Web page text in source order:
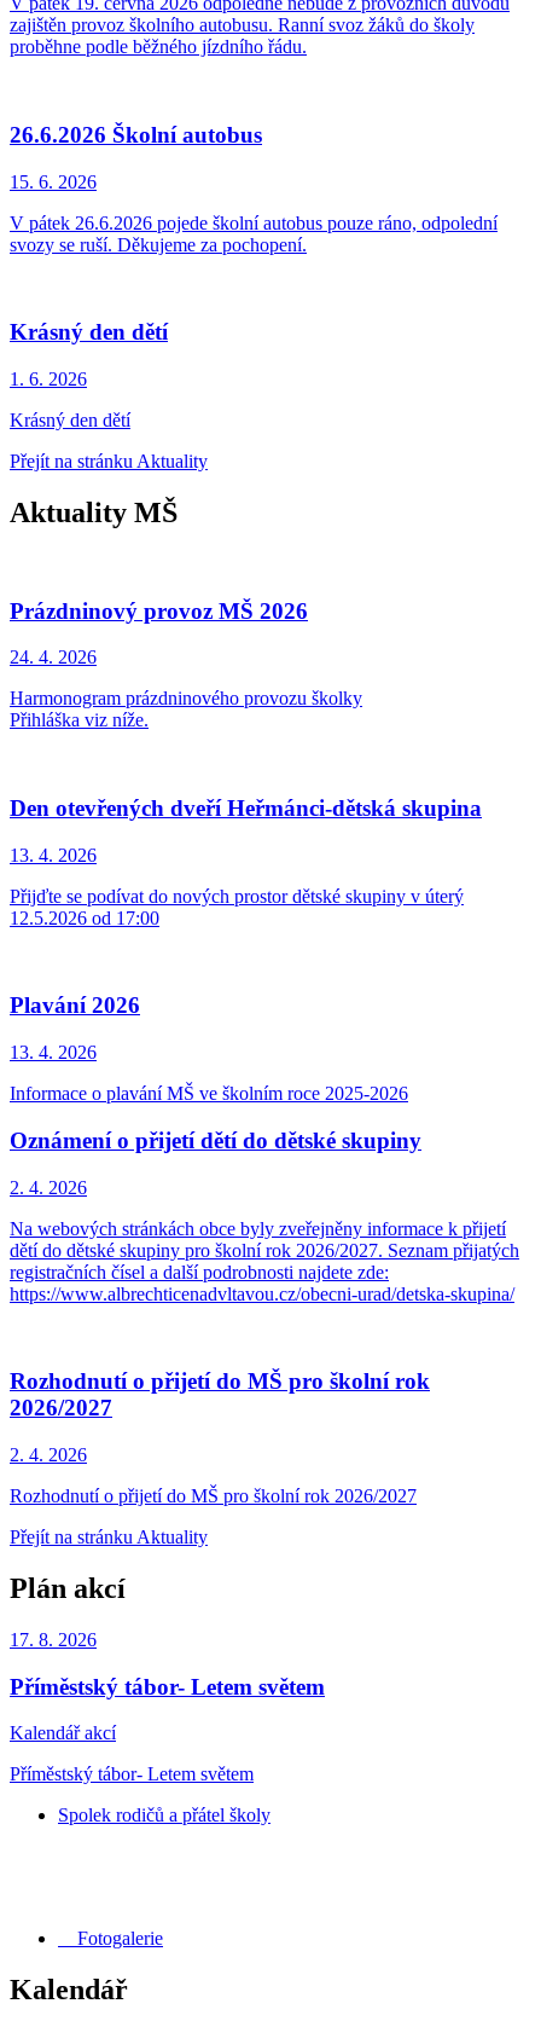
zajištěn provoz školního autobusu. Ranní svoz žáků do školy
proběhne podle běžného jízdního řádu.
26.6.2026 Školní autobus
15. 6. 2026
V pátek 26.6.2026 pojede školní autobus pouze ráno, odpolední
svozy se ruší. Děkujeme za pochopení.
Krásný den dětí
1. 6. 2026
Krásný den dětí
Přejít na stránku Aktuality
Aktuality MŠ
Prázdninový provoz MŠ 2026
24. 4. 2026
Harmonogram prázdninového provozu školky
Přihláška viz níže.
Den otevřených dveří Heřmánci-dětská skupina
13. 4. 2026
Přijďte se podívat do nových prostor dětské skupiny v úterý
12.5.2026 od 17:00
Plavání 2026
13. 4. 2026
Informace o plavání MŠ ve školním roce 2025-2026
Oznámení o přijetí dětí do dětské skupiny
2. 4. 2026
Na webových stránkách obce byly zveřejněny informace k přijetí
dětí do dětské skupiny pro školní rok 2026/2027. Seznam přijatých
registračních čísel a další podrobnosti najdete zde:
https://www.albrechticenadvltavou.cz/obecni-urad/detska-skupina/
Rozhodnutí o přijetí do MŠ pro školní rok
2026/2027
2. 4. 2026
Rozhodnutí o přijetí do MŠ pro školní rok 2026/2027
Přejít na stránku Aktuality
Plán akcí
17. 8. 2026
Příměstský tábor- Letem světem
Kalendář akcí
Příměstský tábor- Letem světem
Spolek rodičů a přátel školy
Fotogalerie
Kalendář